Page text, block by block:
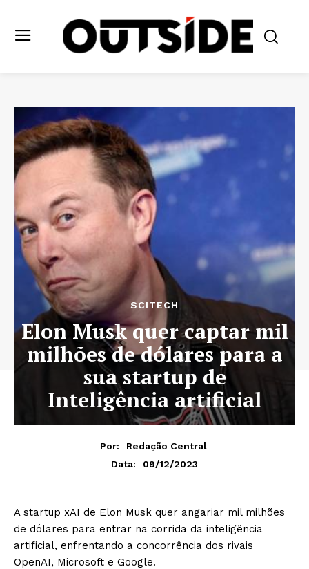
SCITECH
Elon Musk quer captar mil
milhões de dólares para a
sua startup de
Inteligência artificial
Por:
Redação Central
Data:
09/12/2023
A startup xAI de Elon Musk quer angariar mil milhões
de dólares para entrar na corrida da inteligência
artificial, enfrentando a concorrência dos rivais
OpenAI, Microsoft e Google.